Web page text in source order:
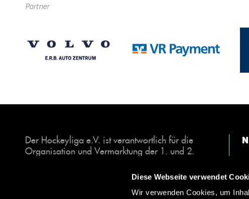
Diese Webseite verwendet
Wir verwenden Cookies, um
Partner
Der Hockeyliga e.V. ist verantwortlich für die
Organisation und Vermarktung der 1. und 2.
Halle. Insgesamt sind über 60 Vereine unter dem
Dach der Hockeyliga organisiert, sowohl im
Herren als auch im Damen Bereich.